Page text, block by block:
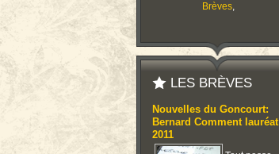
Brèves,
LES BRÈVES
Nouvelles du Goncourt:
Bernard Comment lauréat
2011